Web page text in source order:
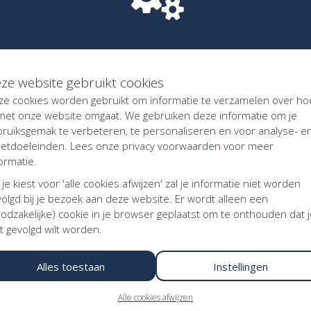
teksten, foto's, illustraties, kaarten, overig grafisch
of enige andere intellectuele eigendomsrechten van het voor
recht gebruik maakt. Indien foto's, illustraties en dergelijke
dan staat de actiestarter, deelnemer of projectleider
of projectleider vrijwaart Kentaa tegen aanspraken
van transacties via deze website. Over transacties
de dienstverlening van Mollie B.V.. Bij een donatie kan
bedrag en de betaalmethode.
in de elektronische correspondentie
behandelen. Kentaa en Kentaa leven daarbij de
en het Cookie Statement na. Kentaa geldt te allen tijde als
Kentaa en Kentaa krijgen volledig inzicht in uw
op grond van een wettelijke voorschrift, gerechtelijk vonnis of
of e-mailadres, of een donatie doet, worden uw gegevens
van uw geldinzamelactie, deelname registraties aan
website gebruikt cookies
cookies worden gebruikt om informatie te verzamelen over
onze website omgaat. We gebruiken deze informatie om je
te verbeteren, te personaliseren en voor analyse-
Lees onze privacy voorwaarden voor meer
je kiest voor 'alle cookies afwijzen' zal je informatie niet worden
bij je bezoek aan deze website. Er wordt alleen een
cookie in je browser geplaatst om te onthouden dat
gevolgd wilt worden.
Alles toestaan Instellingen
Alle cookies afwijzen